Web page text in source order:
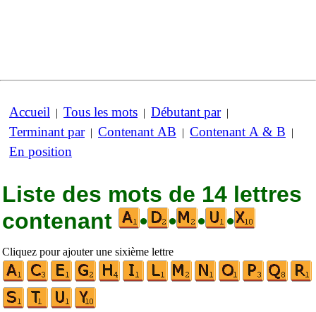
Accueil | Tous les mots | Débutant par|
Terminant par| Contenant AB | Contenant A & B |
En position
Liste des mots de 14 lettres
contenant
• • • •
Cliquez pour ajouter une sixième lettre